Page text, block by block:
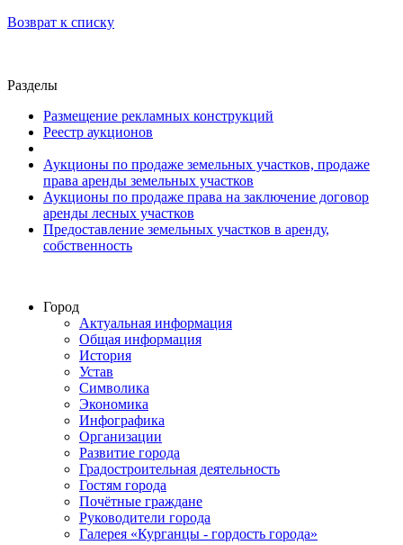
Возврат к списку
Разделы
Размещение рекламных конструкций
Реестр аукционов
Аукционы по продаже земельных участков, продаже
права аренды земельных участков
Аукционы по продаже права на заключение договор
аренды лесных участков
Предоставление земельных участков в аренду,
собственность
Город
Актуальная информация
Общая информация
История
Устав
Символика
Экономика
Инфографика
Организации
Развитие города
Градостроительная деятельность
Гостям города
Почётные граждане
Руководители города
Галерея «Курганцы - гордость города»